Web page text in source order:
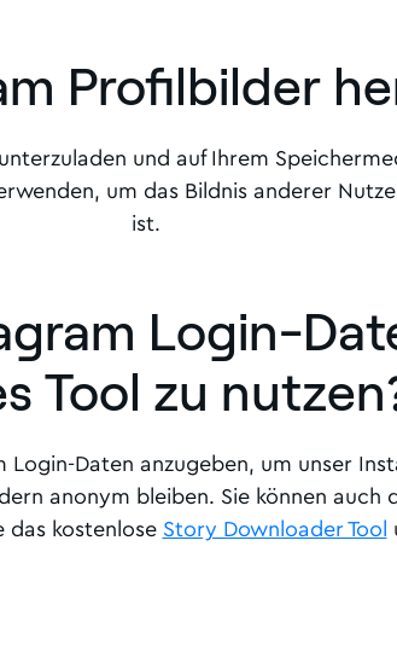
Profilbilder
und auf Ihrem
um das Bildnis anderer
ist.
Login-
Tool zu nutzen
Daten anzugeben, um unser
anonym bleiben. Sie können auch
das kostenlose Story Downloader Tool